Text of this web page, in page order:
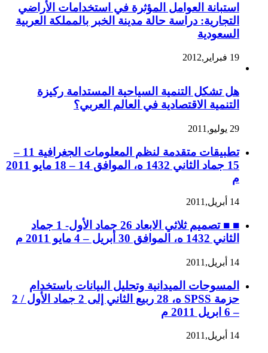
استبانة العوامل المؤثرة في استخدامات الأراضي
التجارية: دراسة حالة مدينة الخبر بالمملكة العربية
السعودية
19 فبراير,2012
هل تشكل التنمية السياحية المستدامة ركيزة
التنمية الاقتصادية في العالم العربي؟
29 يوليو,2011
تطبيقات متقدمة لنظم المعلومات الجغرافية 11 –
15 جماد الثاني 1432 ه، الموافق 14 – 18 مايو 2011
م
14 أبريل,2011
■ ■ تصميم ثلاثي الابعاد 26 جماد الأول- 1 جماد
الثاني 1432 ه، الموافق 30 أبريل – 4 مايو 2011 م
14 أبريل,2011
المسوحات الميدانية وتحليل البيانات باستخدام
حزمة SPSS ه، 28 ربيع الثاني إلى 2 جماد الأول / 2
– 6 ابريل 2011 م
14 أبريل,2011